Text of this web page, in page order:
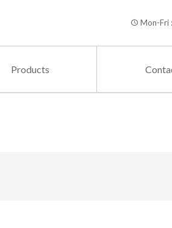
Mon-Fri
Products